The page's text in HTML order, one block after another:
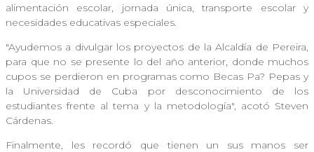
alimentación escolar, jornada única, transporte escolar y
necesidades educativas especiales.
"Ayudemos a divulgar los proyectos de la Alcaldía de Pereira,
para que no se presente lo del año anterior, donde muchos
cupos se perdieron en programas como Becas Pa? Pepas y
la Universidad de Cuba por desconocimiento de los
estudiantes frente al tema y la metodología", acotó Steven
Cárdenas.
Finalmente, les recordó que tienen un sus manos ser